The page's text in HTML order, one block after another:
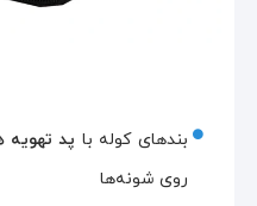
بندهای کوله با پد تهویه
روی شونه‌ها